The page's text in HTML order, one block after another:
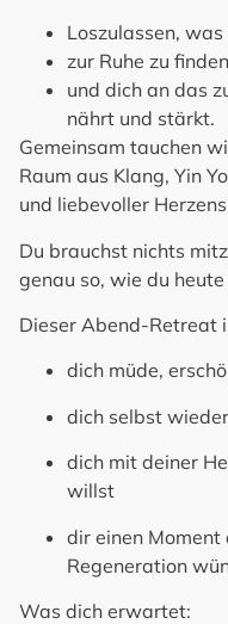
Loszulassen,
zur Ruhe zu
und dich an das
nährt und stärkt.
Gemeinsam tauchen
Raum aus Klang, Yin
und liebevoller
Du brauchst nichts
genau so, wie du
Dieser Abend-Retreat
dich müde,
dich selbst
dich mit deiner
willst
dir einen Moment
Regeneration
Was dich erwartet: